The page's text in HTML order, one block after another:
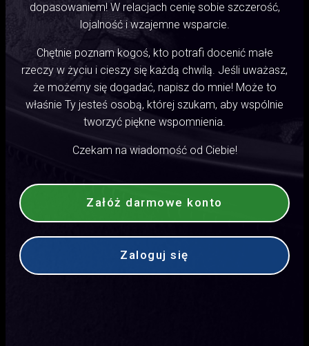
dopasowaniem! W relacjach cenię sobie szczerość,
lojalność i wzajemne wsparcie.
Chętnie poznam kogoś, kto potrafi docenić małe
rzeczy w życiu i cieszy się każdą chwilą. Jeśli uważasz,
że możemy się dogadać, napisz do mnie! Może to
właśnie Ty jesteś osobą, której szukam, aby wspólnie
tworzyć piękne wspomnienia.
Czekam na wiadomość od Ciebie!
Załóż darmowe konto
Zaloguj się